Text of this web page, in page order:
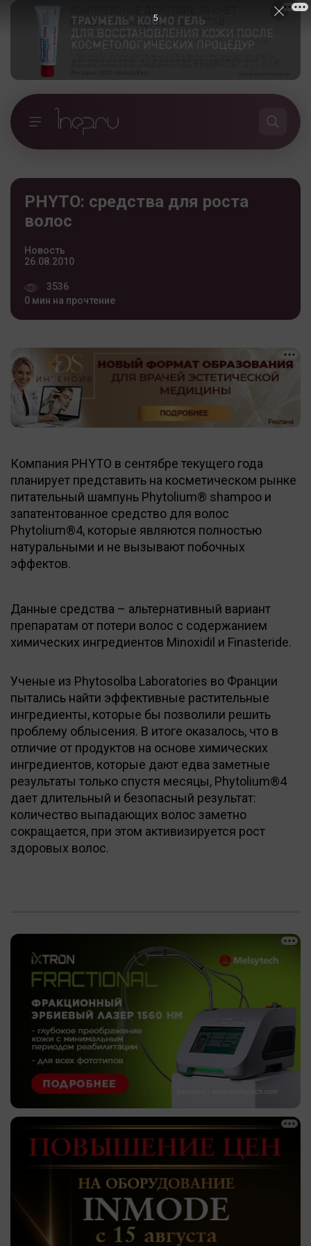
PHYTO: средства для роста
волос
Новость
26.08.2010
3536
0 мин на прочтение
Компания PHYTO в сентябре текущего года
планирует представить на косметическом рынке
питательный шампунь Phytolium® shampoo и
запатентованное средство для волос
Phytolium®4, которые являются полностью
натуральными и не вызывают побочных
эффектов.
Данные средства – альтернативный вариант
препаратам от потери волос с содержанием
химических ингредиентов Minoxidil и Finasteride.
Ученые из Phytosolba Laboratories во Франции
пытались найти эффективные растительные
ингредиенты, которые бы позволили решить
проблему облысения. В итоге оказалось, что в
отличие от продуктов на основе химических
ингредиентов, которые дают едва заметные
результаты только спустя месяцы, Phytolium®4
дает длительный и безопасный результат:
количество выпадающих волос заметно
сокращается, при этом активизируется рост
здоровых волос.
4